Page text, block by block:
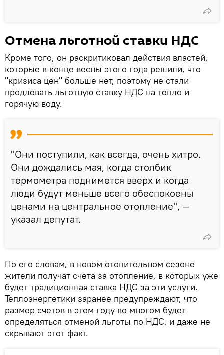
Отмена льготной ставки НДС
Кроме того, он раскритиковал действия властей,
которые в конце весны этого года решили, что
"кризиса цен" больше нет, поэтому не стали
продлевать льготную ставку НДС на тепло и
горячую воду.
"Они поступили, как всегда, очень хитро.
Они дождались мая, когда столбик
термометра поднимется вверх и когда
люди будут меньше всего обеспокоены
ценами на центральное отопление", —
указал депутат.
По его словам, в новом отопительном сезоне
жители получат счета за отопление, в которых уже
будет традиционная ставка НДС за эти услуги.
Теплоэнергетики заранее предупреждают, что
размер счетов в этом году во многом будет
определяться отменой льготы по НДС, и даже не
скрывают этот факт.